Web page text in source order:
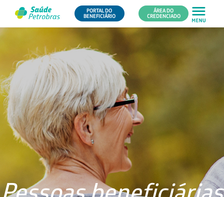
PORTAL DO
BENEFICIÁRIO
ÁREA DO
CREDENCIADO